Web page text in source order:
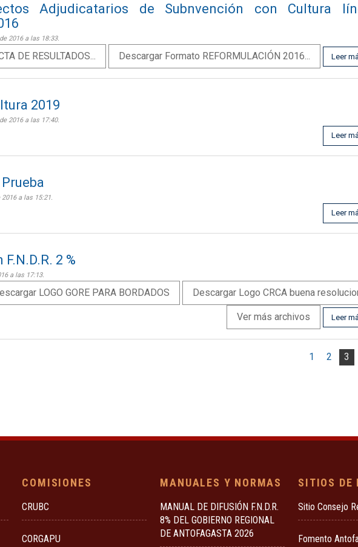
Adjudicatarios de Subnvención con Cultura
2016 a las 18:33.
DE RESULTADOS... Descargar Formato REFORMULACIÓN 2016... Leer
2019
2016 a las 17:40.
Leer
a las 15:21.
Leer
2 %
a las 17:13.
LOGO GORE PARA BORDADOS Descargar Logo CRCA buena
Ver más archivos Leer
1 2 3
COMISIONES
CRUBC
CORGAPU
MANUALES Y NORMAS
MANUAL DE DIFUSIÓN F.N.D.R.
8% DEL GOBIERNO REGIONAL
DE ANTOFAGASTA 2026
SITIOS DE
Sitio Consejo
Fomento